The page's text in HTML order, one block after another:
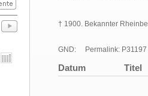
† 1900. Bekannter
GND: Permalink: P31197
Datum Titel